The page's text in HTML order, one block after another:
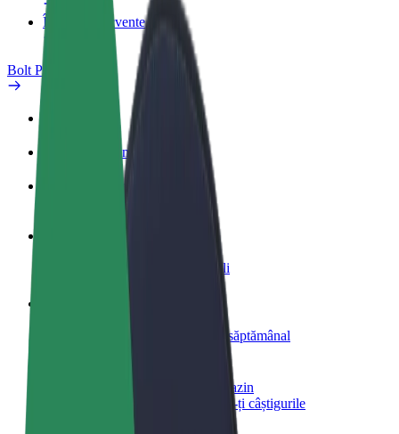
Întrebări frecvente
Bolt Plus
Cum devii membru
Întrebări frecvente
Câștigă bani după propriile reguli
Livrează mâncare și câștigă bani săptămânal
Adaugă un restaurant sau un magazin
Obține mai mulți clienți și mărește-ți câștigurile